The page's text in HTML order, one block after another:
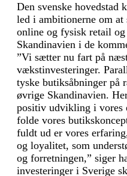
Den svenske hovedstad
led i ambitionerne om
online og fysisk retail
Skandinavien i de
”Vi sætter nu fart på
vækstinvesteringer.
tyske butiksåbninger på
øvrige Skandinavien.
positiv udvikling i vores
folde vores
fuldt ud er vores
og loyalitet, som
og forretningen,” siger
investeringer i Sverige